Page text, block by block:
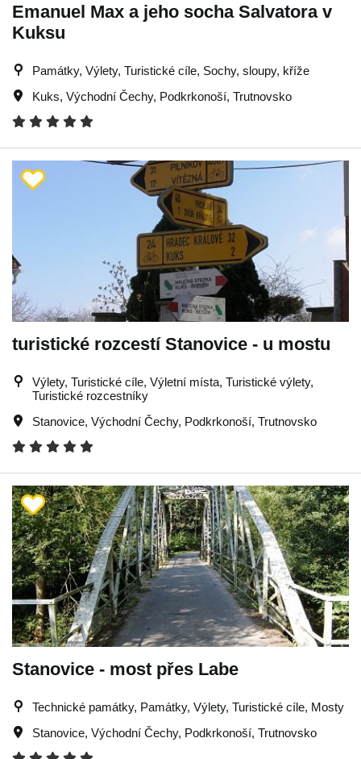
Emanuel Max a jeho socha Salvatora v
Kuksu
Památky, Výlety, Turistické cíle, Sochy, sloupy, kříže
Kuks, Východní Čechy, Podkrkonoší, Trutnovsko
turistické rozcestí Stanovice - u mostu
Výlety, Turistické cíle, Výletní místa, Turistické výlety,
Turistické rozcestníky
Stanovice, Východní Čechy, Podkrkonoší, Trutnovsko
Stanovice - most přes Labe
Technické památky, Památky, Výlety, Turistické cíle, Mosty
Stanovice, Východní Čechy, Podkrkonoší, Trutnovsko